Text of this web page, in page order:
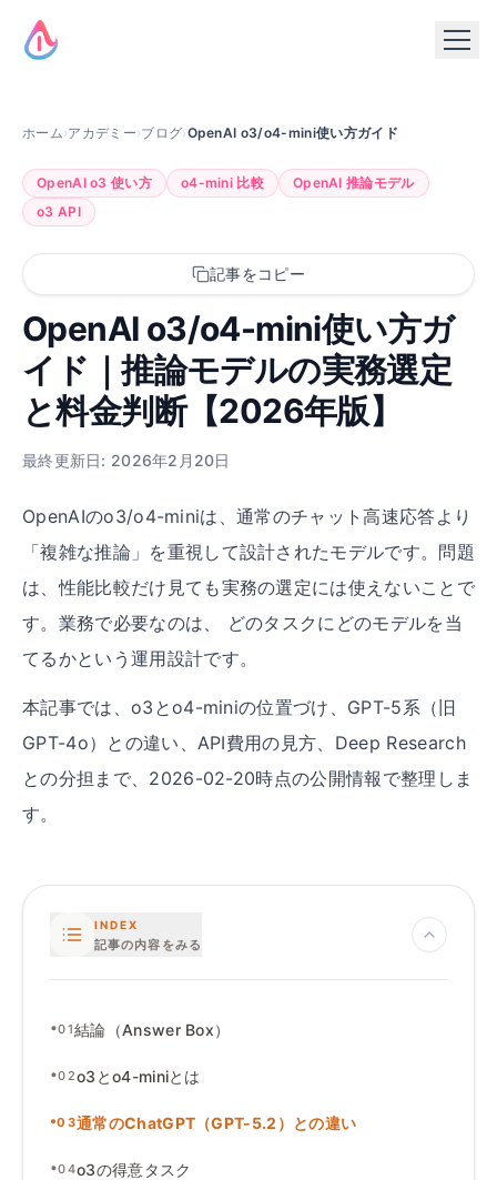
ホーム›アカデミー›ブログ›OpenAI o3/o4-mini使い方ガイド
OpenAI o3 使い方 o4-mini 比較
OpenAI 推論モデル
o3 API
記事をコピー
OpenAI o3/o4-mini使い方ガ
イド｜推論モデルの実務選定
と料金判断【2026年版】
最終更新日: 2026年2月20日
OpenAIのo3/o4-miniは、通常のチャット高速応答より
「複雑な推論」を重視して設計されたモデルです。問題
は、性能比較だけ見ても実務の選定には使えないことで
す。業務で必要なのは、 どのタスクにどのモデルを当
てるかという運用設計です。
本記事では、o3とo4-miniの位置づけ、GPT-5系（旧
GPT-4o）との違い、API費用の見方、Deep Research
との分担まで、2026-02-20時点の公開情報で整理しま
す。
INDEX
記事の内容をみる
•01結論（Answer Box）
•02o3とo4-miniとは
•03通常のChatGPT（GPT-5.2）との違い
•04o3の得意タスク